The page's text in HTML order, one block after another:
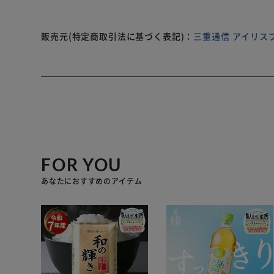
販売元(特定商取引法に基づく表記)： 三重通信 アイリス
FOR YOU
あなたにおすすめのアイテム